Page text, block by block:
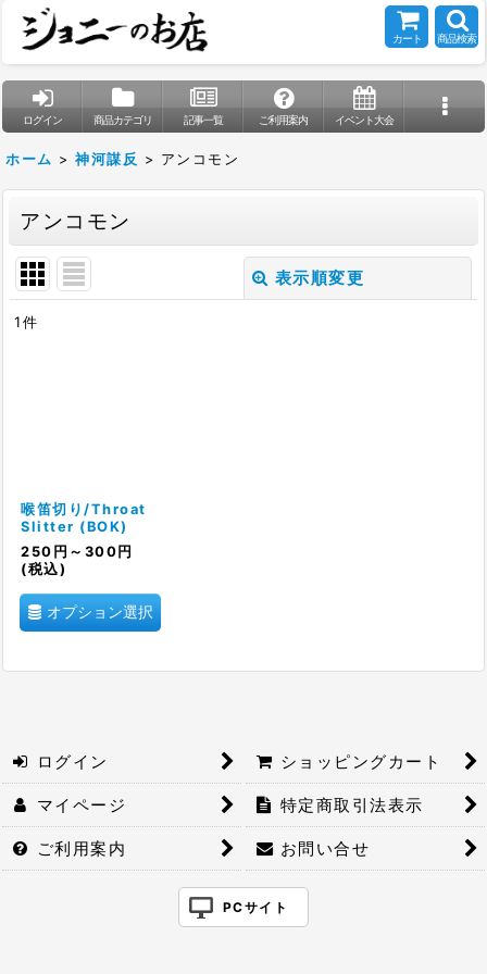
カート 商品検索
ログイン 商品カテゴリ 記事一覧 ご利用案内 イベント大会
ホーム > 神河謀反 > アンコモン
アンコモン
表示順変更
1件
喉笛切り/Throat
Slitter (BOK)
250 円 ～300 円
(税込)
オプション選択
ログイン ショッピングカート
マイページ 特定商取引法表示
ご利用案内 お問い合せ
PCサイト